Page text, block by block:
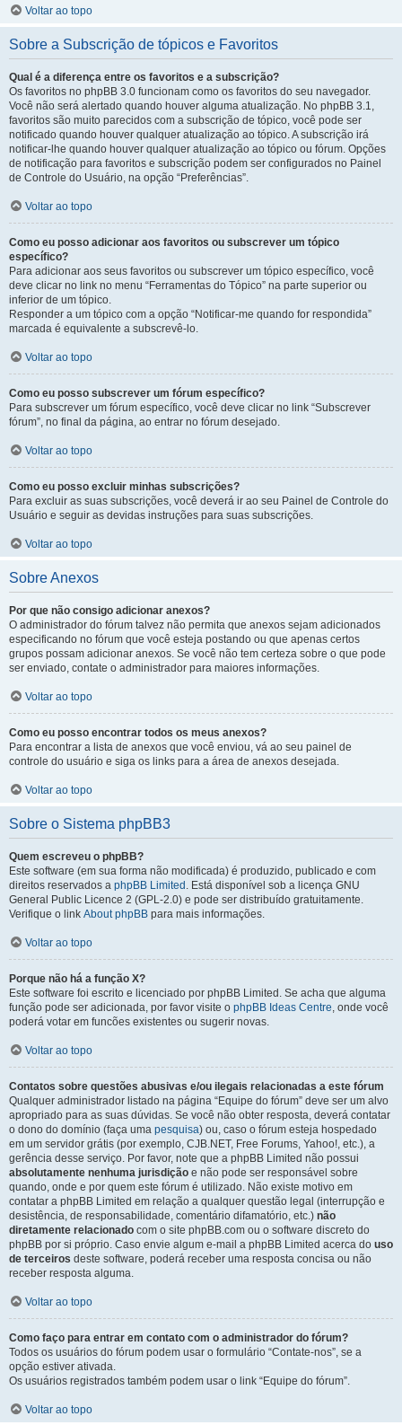
Voltar ao topo
Sobre a Subscrição de tópicos e Favoritos
Qual é a diferença entre os favoritos e a subscrição?
Os favoritos no phpBB 3.0 funcionam como os favoritos do seu navegador.
Você não será alertado quando houver alguma atualização. No phpBB 3.1,
favoritos são muito parecidos com a subscrição de tópico, você pode ser
notificado quando houver qualquer atualização ao tópico. A subscrição irá
notificar-lhe quando houver qualquer atualização ao tópico ou fórum. Opções
de notificação para favoritos e subscrição podem ser configurados no Painel
de Controle do Usuário, na opção “Preferências”.
Voltar ao topo
Como eu posso adicionar aos favoritos ou subscrever um tópico
específico?
Para adicionar aos seus favoritos ou subscrever um tópico específico, você
deve clicar no link no menu “Ferramentas do Tópico” na parte superior ou
inferior de um tópico.
Responder a um tópico com a opção “Notificar-me quando for respondida”
marcada é equivalente a subscrevê-lo.
Voltar ao topo
Como eu posso subscrever um fórum específico?
Para subscrever um fórum específico, você deve clicar no link “Subscrever
fórum”, no final da página, ao entrar no fórum desejado.
Voltar ao topo
Como eu posso excluir minhas subscrições?
Para excluir as suas subscrições, você deverá ir ao seu Painel de Controle do
Usuário e seguir as devidas instruções para suas subscrições.
Voltar ao topo
Sobre Anexos
Por que não consigo adicionar anexos?
O administrador do fórum talvez não permita que anexos sejam adicionados
especificando no fórum que você esteja postando ou que apenas certos
grupos possam adicionar anexos. Se você não tem certeza sobre o que pode
ser enviado, contate o administrador para maiores informações.
Voltar ao topo
Como eu posso encontrar todos os meus anexos?
Para encontrar a lista de anexos que você enviou, vá ao seu painel de
controle do usuário e siga os links para a área de anexos desejada.
Voltar ao topo
Sobre o Sistema phpBB3
Quem escreveu o phpBB?
Este software (em sua forma não modificada) é produzido, publicado e com
direitos reservados a phpBB Limited . Está disponível sob a licença GNU
General Public Licence 2 (GPL-2.0) e pode ser distribuído gratuitamente.
Verifique o link About phpBB para mais informações.
Voltar ao topo
Porque não há a função X?
Este software foi escrito e licenciado por phpBB Limited. Se acha que alguma
função pode ser adicionada, por favor visite o phpBB Ideas Centre, onde você
poderá votar em funcões existentes ou sugerir novas.
Voltar ao topo
Contatos sobre questões abusivas e/ou ilegais relacionadas a este fórum
Qualquer administrador listado na página “Equipe do fórum” deve ser um alvo
apropriado para as suas dúvidas. Se você não obter resposta, deverá contatar
o dono do domínio (faça uma pesquisa) ou, caso o fórum esteja hospedado
em um servidor grátis (por exemplo, CJB.NET, Free Forums, Yahoo!, etc.), a
gerência desse serviço. Por favor, note que a phpBB Limited não possui
absolutamente nenhuma jurisdição e não pode ser responsável sobre
quando, onde e por quem este fórum é utilizado. Não existe motivo em
contatar a phpBB Limited em relação a qualquer questão legal (interrupção e
desistência, de responsabilidade, comentário difamatório, etc.) não
diretamente relacionado com o site phpBB.com ou o software discreto do
phpBB por si próprio. Caso envie algum e-mail a phpBB Limited acerca do uso
de terceiros deste software, poderá receber uma resposta concisa ou não
receber resposta alguma.
Voltar ao topo
Como faço para entrar em contato com o administrador do fórum?
Todos os usuários do fórum podem usar o formulário “Contate-nos”, se a
opção estiver ativada.
Os usuários registrados também podem usar o link “Equipe do fórum”.
Voltar ao topo